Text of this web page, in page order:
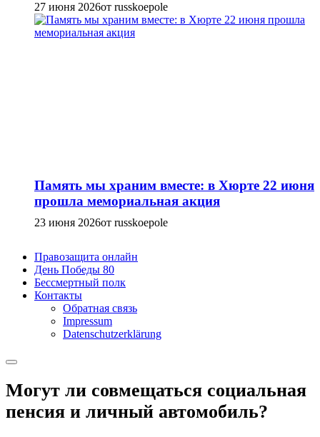
27 июня 2026от russkoepole
Память мы храним вместе: в Хюрте 22 июня
прошла мемориальная акция
23 июня 2026от russkoepole
Правозащита онлайн
День Победы 80
Бессмертный полк
Контакты
Обратная связь
Impressum
Datenschutzerklärung
Могут ли совмещаться социальная
пенсия и личный автомобиль?